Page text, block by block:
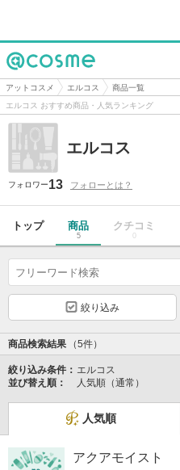
@cosme
アットコスメ エルコス
商品一覧
エルコス おすすめ商品・人気ランキング
エルコス
フォロワー13 フォローとは？
トップ 商品
5
クチコミ
0
絞り込み
商品検索結果 （5件）
絞り込み条件： エルコス
並び替え順：
人気順（通常）
人気順
アクアモイスト